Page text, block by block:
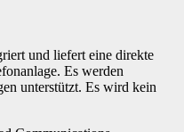
und liefert eine direkte
Es werden
unterstützt. Es wird kein